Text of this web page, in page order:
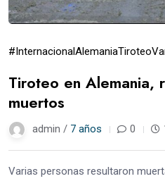
#InternacionalAlemaniaTiroteo
Tiroteo en Alemania,
muertos
admin / 7 años 0
Varias personas resultaron